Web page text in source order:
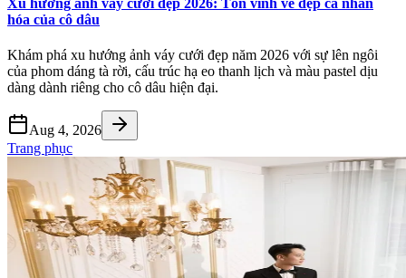
Xu hướng ảnh váy cưới đẹp 2026: Tôn vinh vẻ đẹp cá nhân
hóa của cô dâu
Khám phá xu hướng ảnh váy cưới đẹp năm 2026 với sự lên ngôi
của phom dáng tà rời, cấu trúc hạ eo thanh lịch và màu pastel dịu
dàng dành riêng cho cô dâu hiện đại.
Aug 4, 2026
Trang phục